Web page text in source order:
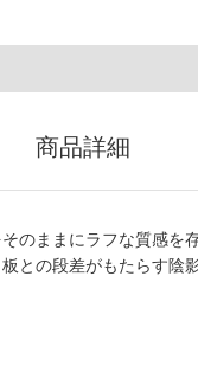
商品詳細
のままにラフな質感を
との段差がもたらす陰